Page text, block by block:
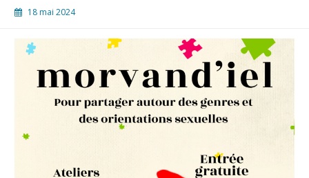
18 mai 2024